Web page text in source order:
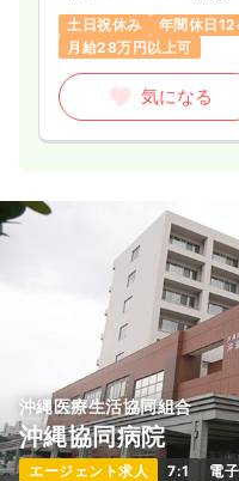
土日祝休み
年間休日
月給28万円以上可
気になる
沖縄医療生活協同組合
沖縄協同病院
エージェント求人 7:1 電